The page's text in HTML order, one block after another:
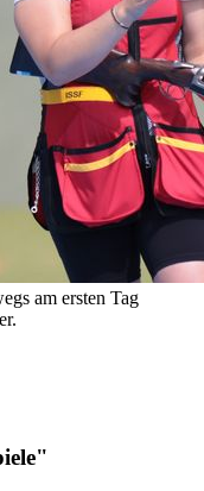
am ersten Tag